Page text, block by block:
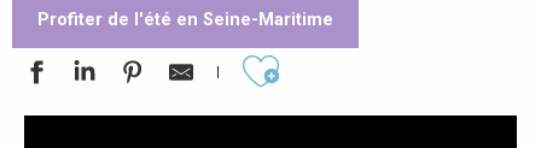
Profiter de l'été en Seine-Maritime
Ajouter aux favoris